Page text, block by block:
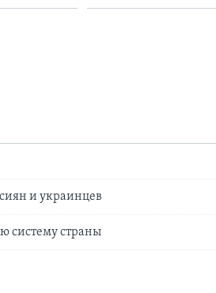
и украинцев
систему страны